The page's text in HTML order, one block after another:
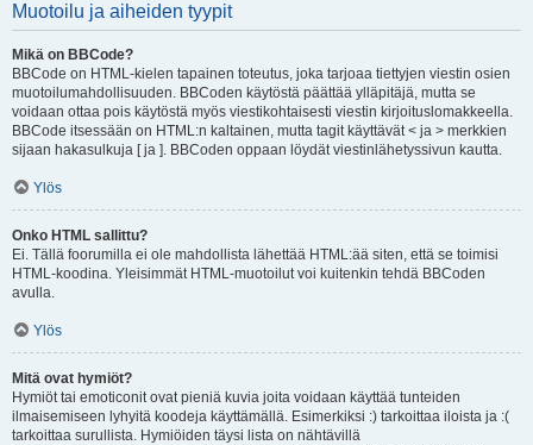
Muotoilu ja aiheiden tyypit
Mikä on BBCode?
BBCode on HTML-kielen tapainen toteutus, joka tarjoaa tiettyjen viestin osien
muotoilumahdollisuuden. BBCoden käytöstä päättää ylläpitäjä, mutta se
voidaan ottaa pois käytöstä myös viestikohtaisesti viestin kirjoituslomakkeella.
BBCode itsessään on HTML:n kaltainen, mutta tagit käyttävät < ja > merkkien
sijaan hakasulkuja [ ja ]. BBCoden oppaan löydät viestinlähetyssivun kautta.
Ylös
Onko HTML sallittu?
Ei. Tällä foorumilla ei ole mahdollista lähettää HTML:ää siten, että se toimisi
HTML-koodina. Yleisimmät HTML-muotoilut voi kuitenkin tehdä BBCoden
avulla.
Ylös
Mitä ovat hymiöt?
Hymiöt tai emoticonit ovat pieniä kuvia joita voidaan käyttää tunteiden
ilmaisemiseen lyhyitä koodeja käyttämällä. Esimerkiksi :) tarkoittaa iloista ja :(
tarkoittaa surullista. Hymiöiden täysi lista on nähtävillä